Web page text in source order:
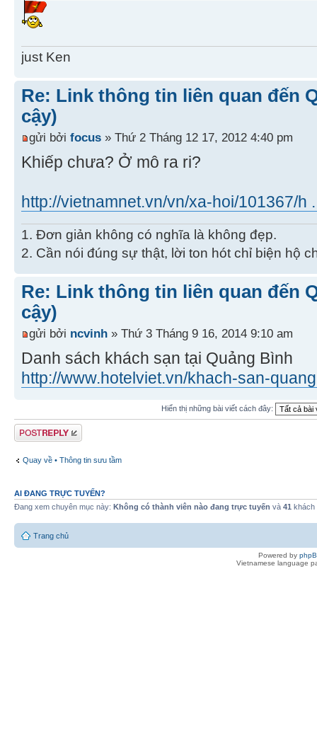
just Ken
Re: Link thông tin liên quan đến
cậy)
gửi bởi focus » Thứ 2 Tháng 12 17, 2012 4:40 pm
Khiếp chưa? Ở mô ra ri?
http://vietnamnet.vn/vn/xa-hoi/101367/h
1. Đơn giản không có nghĩa là không đẹp.
2. Cần nói đúng sự thật, lời ton hót chỉ biện hộ
Re: Link thông tin liên quan đến
cậy)
gửi bởi ncvinh » Thứ 3 Tháng 9 16, 2014 9:10 am
Danh sách khách sạn tại Quảng Bình
http://www.hotelviet.vn/khach-san-
Hiển thị những bài viết cách đây:
Gửi bài trả lời
Quay về • Thông tin sưu tầm
AI ĐANG TRỰC TUYẾN?
Đang xem chuyên mục này: Không có thành viên nào đang trực tuyến và 41 khách
Trang chủ
Powered by
Vietnamese language